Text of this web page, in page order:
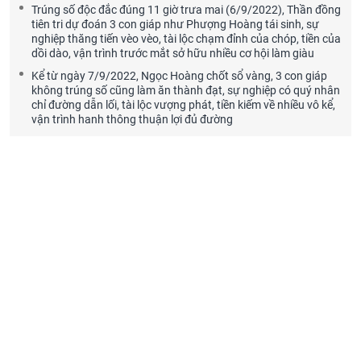
Trúng số độc đắc đúng 11 giờ trưa mai (6/9/2022), Thần đồng
tiên tri dự đoán 3 con giáp như Phượng Hoàng tái sinh, sự
nghiệp thăng tiến vèo vèo, tài lộc chạm đỉnh của chóp, tiền của
dồi dào, vận trình trước mắt sở hữu nhiều cơ hội làm giàu
Kể từ ngày 7/9/2022, Ngọc Hoàng chốt sổ vàng, 3 con giáp
không trúng số cũng làm ăn thành đạt, sự nghiệp có quý nhân
chỉ đường dẫn lối, tài lộc vượng phát, tiền kiếm về nhiều vô kể,
vận trình hanh thông thuận lợi đủ đường